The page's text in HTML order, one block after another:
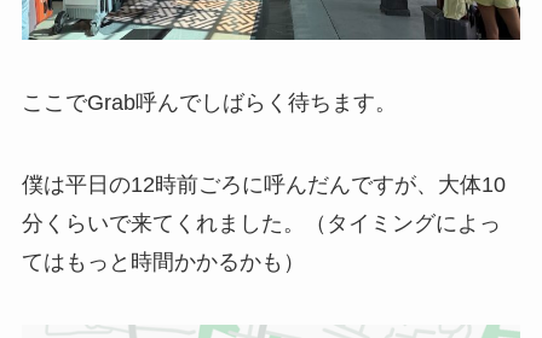
ここでGrab呼んでしばらく待ちます。
僕は平日の12時前ごろに呼んだんですが、大体10
分くらいで来てくれました。（タイミングによっ
てはもっと時間かかるかも）